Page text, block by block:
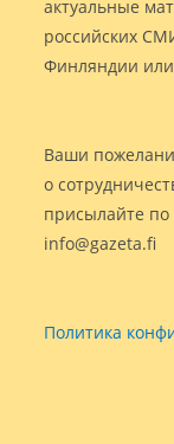
актуальные
российских
Финляндии
Ваши
о
присылайте по
info@gazeta.fi
Политика